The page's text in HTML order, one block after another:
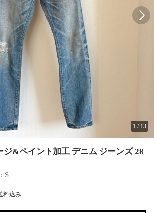
1 / 13
ジ&ペイント加工 デニム ジーンズ 28
: S
料込み